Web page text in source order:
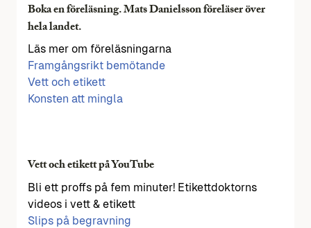
Boka en föreläsning. Mats Danielsson föreläser över
hela landet.
Läs mer om föreläsningarna
Framgångsrikt bemötande
Vett och etikett
Konsten att mingla
Vett och etikett på YouTube
Bli ett proffs på fem minuter! Etikettdoktorns
videos i vett & etikett
Slips på begravning